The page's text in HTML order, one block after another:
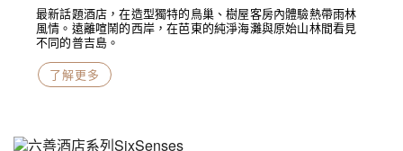
最新話題酒店，在造型獨特的鳥巢、樹屋客房內體驗熱帶雨林
風情。遠離喧鬧的西岸，在芭東的純淨海灘與原始山林間看見
不同的普吉島。
了解更多